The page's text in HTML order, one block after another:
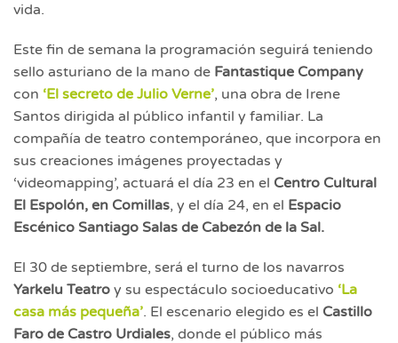
vida.
Este fin de semana la programación seguirá teniendo
sello asturiano de la mano de Fantastique Company
con ‘El secreto de Julio Verne’, una obra de Irene
Santos dirigida al público infantil y familiar. La
compañía de teatro contemporáneo, que incorpora en
sus creaciones imágenes proyectadas y
‘videomapping’, actuará el día 23 en el Centro Cultural
El Espolón, en Comillas, y el día 24, en el Espacio
Escénico Santiago Salas de Cabezón de la Sal.
El 30 de septiembre, será el turno de los navarros
Yarkelu Teatro y su espectáculo socioeducativo ‘La
casa más pequeña’. El escenario elegido es el Castillo
Faro de Castro Urdiales, donde el público más